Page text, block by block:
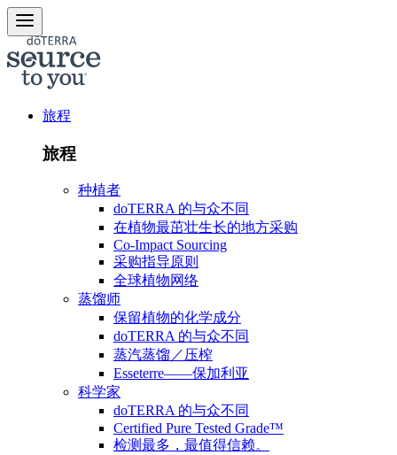
旅程
旅程
种植者
doTERRA 的与众不同
在植物最茁壮生长的地方采购
Co-Impact Sourcing
采购指导原则
全球植物网络
蒸馏师
保留植物的化学成分
doTERRA 的与众不同
蒸汽蒸馏／压榨
Esseterre——保加利亚
科学家
doTERRA 的与众不同
Certified Pure Tested Grade™
检测最多，最值得信赖。